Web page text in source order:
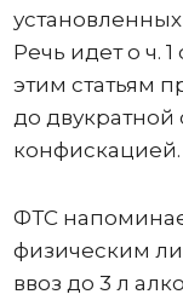
Речь идет о ч. 1
этим статьям
до двукратной
конфискацией.
ФТС
физическим
ввоз до 3 л